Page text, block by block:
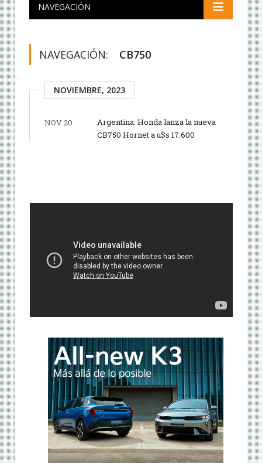
NAVEGACIÓN
NAVEGACIÓN: CB750
NOVIEMBRE, 2023
NOV 20
Argentina: Honda lanza la nueva
CB750 Hornet a u$s 17.600